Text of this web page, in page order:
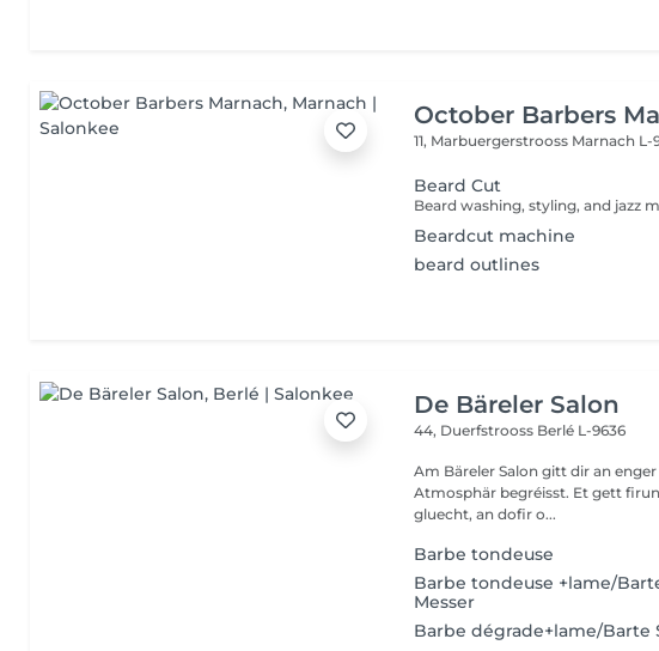
October Barbers
11, Marbuergerstrooss Marnach L-
Beard Cut
Beard washing, styling, and jazz
Beardcut machine
beard outlines
De Bäreler Salon
44, Duerfstrooss Berlé L-9636
Am Bäreler Salon gitt dir an
Atmosphär begréisst. Et gett
gluecht, an dofir o...
Barbe tondeuse
Barbe tondeuse +lame/
Messer
Barbe dégrade+lame/